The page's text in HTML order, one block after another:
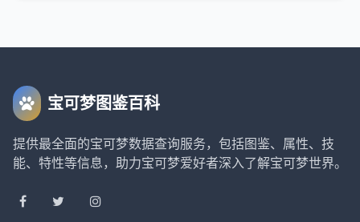
宝可梦图鉴百科
提供最全面的宝可梦数据查询服务，包括图鉴、属性、技
能、特性等信息，助力宝可梦爱好者深入了解宝可梦世界。